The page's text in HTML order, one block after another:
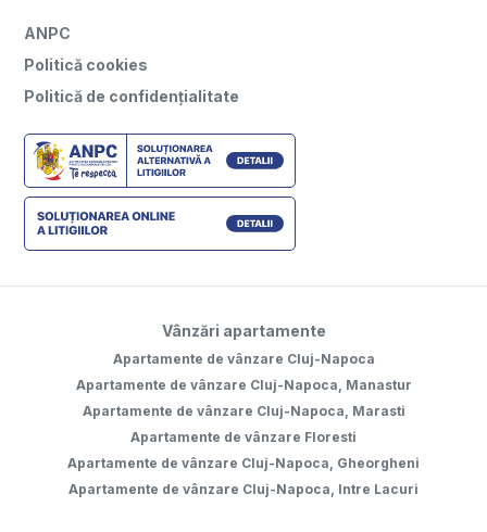
ANPC
Politică cookies
Politică de confidențialitate
Vânzări apartamente
Apartamente de vânzare Cluj-Napoca
Apartamente de vânzare Cluj-Napoca, Manastur
Apartamente de vânzare Cluj-Napoca, Marasti
Apartamente de vânzare Floresti
Apartamente de vânzare Cluj-Napoca, Gheorgheni
Apartamente de vânzare Cluj-Napoca, Intre Lacuri